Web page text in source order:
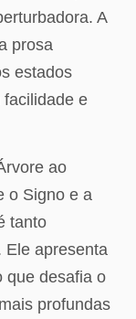
A
prosa
estados
e
ao
o Signo e a
tanto
Ele apresenta
que desafia o
profundas